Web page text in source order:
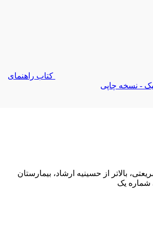
کتاب راهنمای
- نسخه چاپی
بالاتر از حسینیه ارشاد، بیمارستان
شماره یک